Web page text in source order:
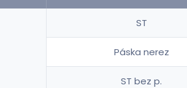
ST
Páska nerez
ST bez p.